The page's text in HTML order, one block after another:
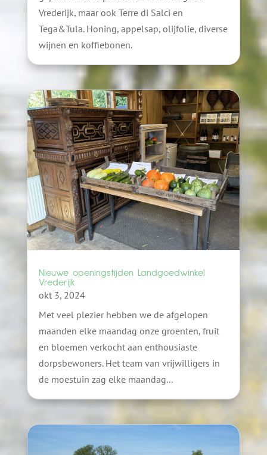
Vrederijk, maar ook Terre di Salci en
Tega&Tula. Honing, appelsap, olijfolie, diverse
wijnen en koffiebonen.
Nieuwe openingstijden Landgoedwinkel
Vrederijk
okt 3, 2024
Met veel plezier hebben we de afgelopen
maanden elke maandag onze groenten, fruit
en bloemen verkocht aan enthousiaste
dorpsbewoners. Het team van vrijwilligers in
de moestuin zag elke maandag...